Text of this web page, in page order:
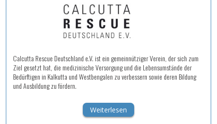
Calcutta Rescue Deutschland e.V. ist ein gemeinnütziger Verein, der sich zum
Ziel gesetzt hat, die medizinische Versorgung und die Lebensumstände der
Bedürftigen in Kalkutta und Westbengalen zu verbessern sowie deren Bildung
und Ausbildung zu fördern.
Weiterlesen